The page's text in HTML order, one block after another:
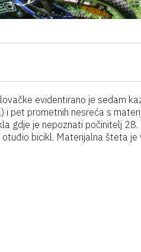
evidentirano je sedam
i pet prometnih nesreća s
gdje je nepoznati počinitelj
bicikl. Materijalna šteta